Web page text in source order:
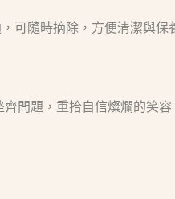
可隨時摘除，方便清潔與
問題，重拾自信燦爛的笑